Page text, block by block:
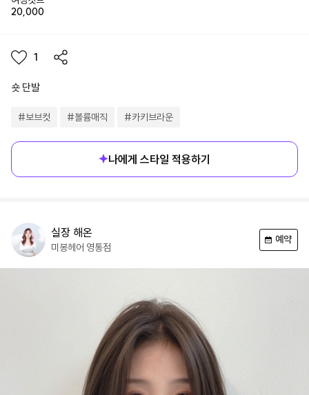
20,000
1
숏 단발
#보브컷 #볼륨매직 #카키브라운
나에게 스타일 적용하기
실장 해온
미봉헤어 영통점
예약